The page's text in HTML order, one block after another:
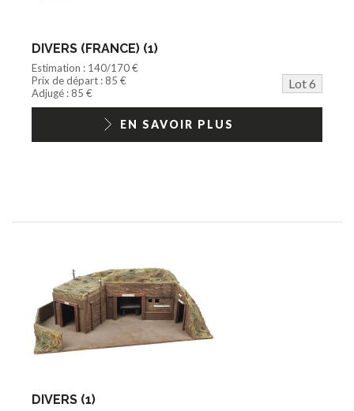
DIVERS (FRANCE) (1)
Estimation : 140/170 €
Prix de départ : 85 €
Lot 6
Adjugé : 85 €
EN SAVOIR PLUS
DIVERS (1)